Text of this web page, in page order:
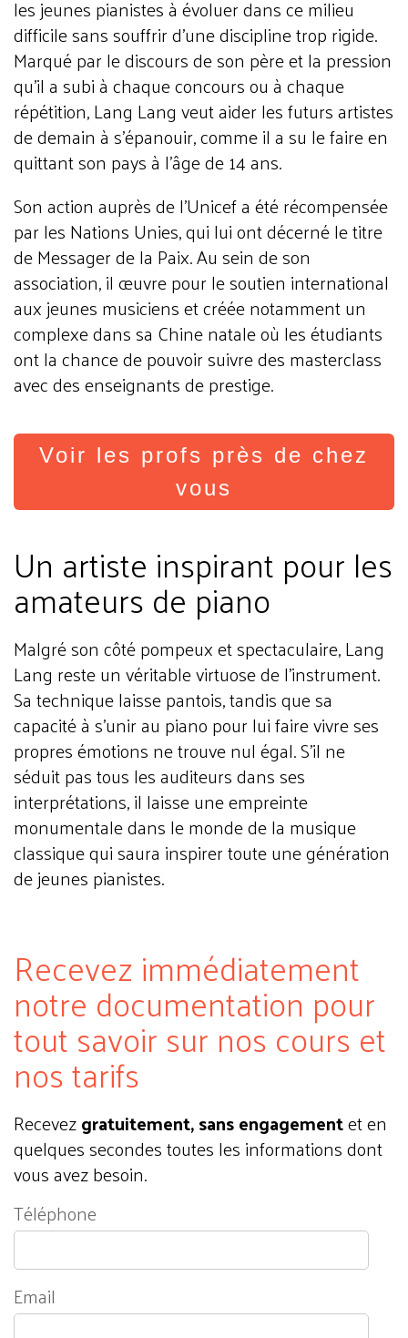
les jeunes pianistes à évoluer dans ce milieu
difficile sans souffrir d'une discipline trop rigide.
Marqué par le discours de son père et la pression
qu'il a subi à chaque concours ou à chaque
répétition, Lang Lang veut aider les futurs artistes
de demain à s'épanouir, comme il a su le faire en
quittant son pays à l'âge de 14 ans.
Son action auprès de l'Unicef a été récompensée
par les Nations Unies, qui lui ont décerné le titre
de Messager de la Paix. Au sein de son
association, il œuvre pour le soutien international
aux jeunes musiciens et créée notamment un
complexe dans sa Chine natale où les étudiants
ont la chance de pouvoir suivre des masterclass
avec des enseignants de prestige.
Voir les profs près de chez
vous
Un artiste inspirant pour les
amateurs de piano
Malgré son côté pompeux et spectaculaire, Lang
Lang reste un véritable virtuose de l'instrument.
Sa technique laisse pantois, tandis que sa
capacité à s'unir au piano pour lui faire vivre ses
propres émotions ne trouve nul égal. S'il ne
séduit pas tous les auditeurs dans ses
interprétations, il laisse une empreinte
monumentale dans le monde de la musique
classique qui saura inspirer toute une génération
de jeunes pianistes.
Recevez immédiatement
notre documentation pour
tout savoir sur nos cours et
nos tarifs
Recevezgratuitement, sans engagementet en
quelques secondes toutes les informations dont
vous avez besoin.
Téléphone
Email